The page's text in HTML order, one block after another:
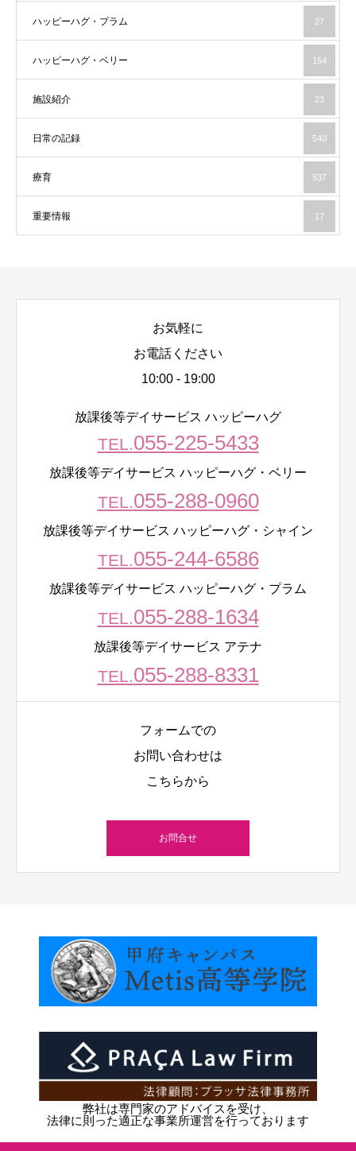
ハッピーハグ・プラム 27
ハッピーハグ・ベリー 154
施設紹介 23
日常の記録 540
療育 537
重要情報 17
お気軽に
お電話ください
10:00 - 19:00
放課後等デイサービス ハッピーハグ
TEL.055-225-5433
放課後等デイサービス ハッピーハグ・ベリー
TEL.055-288-0960
放課後等デイサービス ハッピーハグ・シャイン
TEL.055-244-6586
放課後等デイサービス ハッピーハグ・プラム
TEL.055-288-1634
放課後等デイサービス アテナ
TEL.055-288-8331
フォームでの
お問い合わせは
こちらから
お問合せ
弊社は専門家のアドバイスを受け、
法律に則った適正な事業所運営を行っております